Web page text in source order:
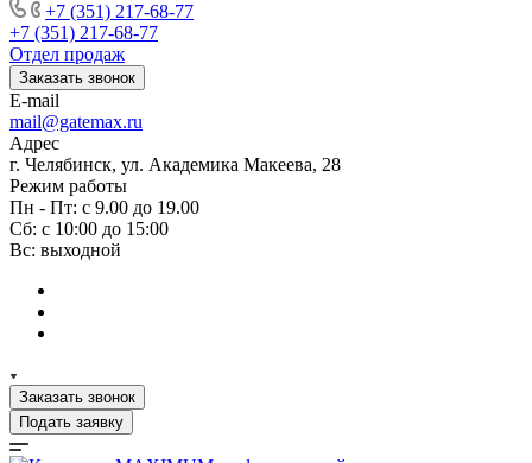
+7 (351) 217-68-77
+7 (351) 217-68-77
Отдел продаж
Заказать звонок
E-mail
mail@gatemax.ru
Адрес
г. Челябинск, ул. Академика Макеева, 28
Режим работы
Пн - Пт: с 9.00 до 19.00
Сб: с 10:00 до 15:00
Вс: выходной
Заказать звонок
Подать заявку